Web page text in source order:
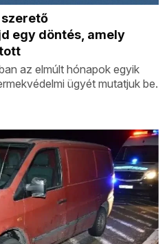
egy döntés, amely
az elmúlt hónapok egyik
ügyét mutatjuk be.